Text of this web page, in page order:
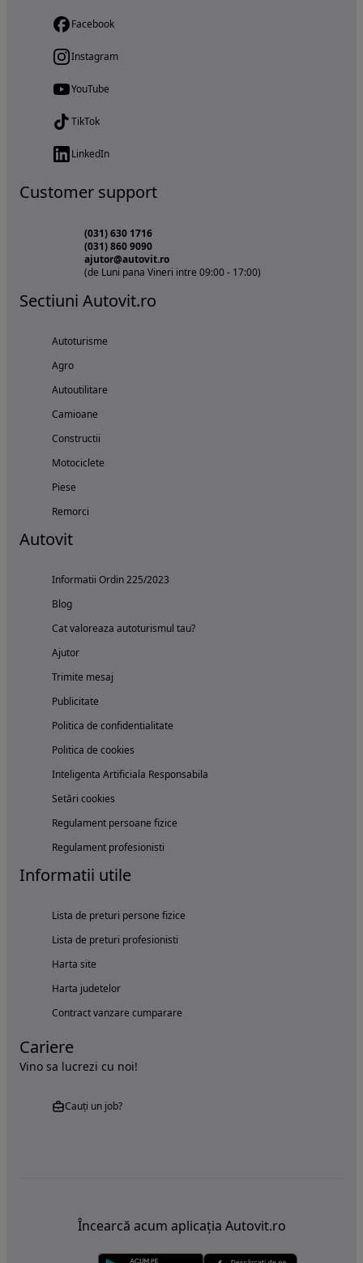
Facebook
Instagram
YouTube
TikTok
LinkedIn
Customer support
(031) 630 1716
(031) 860 9090
ajutor@autovit.ro
(de Luni pana Vineri intre 09:00 - 17:00)
Sectiuni Autovit.ro
Autoturisme
Agro
Autoutilitare
Camioane
Constructii
Motociclete
Piese
Remorci
Autovit
Informatii Ordin 225/2023
Blog
Cat valoreaza autoturismul tau?
Ajutor
Trimite mesaj
Publicitate
Politica de confidentialitate
Politica de cookies
Inteligenta Artificiala Responsabila
Setări cookies
Regulament persoane fizice
Regulament profesionisti
Informatii utile
Lista de preturi persone fizice
Lista de preturi profesionisti
Harta site
Harta judetelor
Contract vanzare cumparare
Cariere
Vino sa lucrezi cu noi!
Cauți un job?
Încearcă acum aplicația Autovit.ro